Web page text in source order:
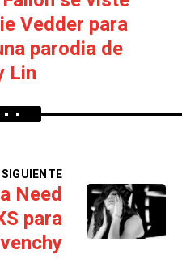
Vedder para
parodia de
Lin
Need
para